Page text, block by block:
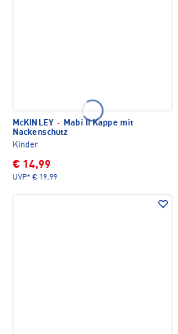
McKINLEY · Mabi II Kappe mit
Nackenschutz
Kinder
€ 14,99
UVP* € 19,99